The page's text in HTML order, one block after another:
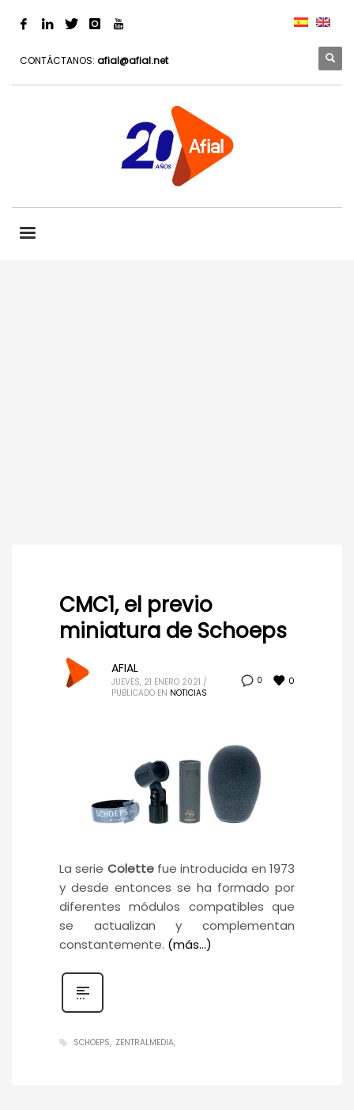
CONTÁCTANOS: afial@afial.net
CMC1, el previo
miniatura de Schoeps
0 0
AFIAL
JUEVES, 21 ENERO 2021 /
PUBLICADO EN NOTICIAS
La serie Colettefue introducida en 1973
y desde entonces se ha formado por
diferentes módulos compatibles que
se actualizan y complementan
constantemente. (más…)
SCHOEPS ZENTRALMEDIA